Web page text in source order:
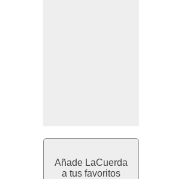
Añade LaCuerda
a tus favoritos